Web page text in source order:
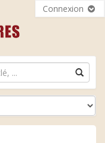
Connexion